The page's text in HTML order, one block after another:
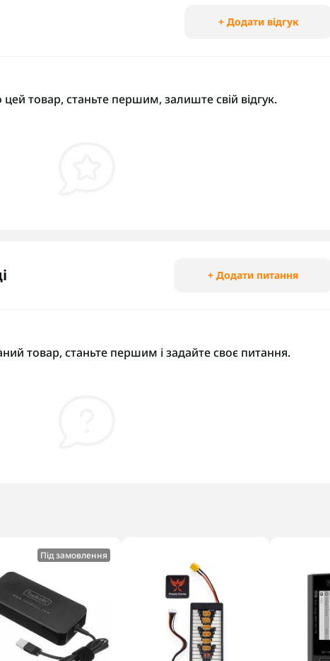
+ Додати відгук
цей товар, станьте першим, залиште свій відгук.
+ Додати питання
товар, станьте першим і задайте своє питання.
Під замовлення